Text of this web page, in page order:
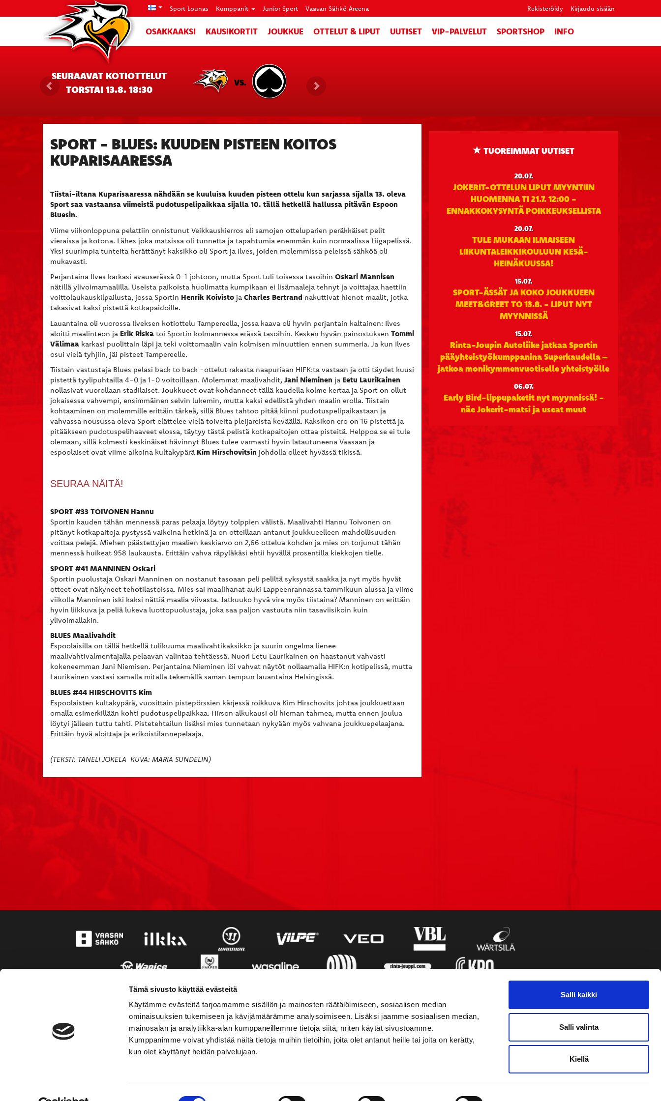
Tämä sivusto käyttää evästeitä
Käytämme evästeitä tarjoamamme sisällön ja mainosten räätälöimiseen, sosiaalisen median
ominaisuuksien tukemiseen ja kävijämäärämme analysoimiseen. Lisäksi jaamme sosiaalisen median,
mainosalan ja analytiikka-alan kumppaneillemme tietoja siitä, miten käytät sivustoamme.
Kumppanimme voivat yhdistää näitä tietoja muihin tietoihin, joita olet antanut heille tai joita on kerätty,
kun olet käyttänyt heidän palvelujaan.
Salli kaikki
Salli valinta
Kiellä
Sport Lounas Kumppanit Junior Sport Vaasan Sähkö Areena Rekisteröidy Kirjaudu sisään
OSAKKAAKSI KAUSIKORTIT JOUKKUE OTTELUT & LIPUT UUTISET VIP-PALVELUT SPORTSHOP INFO
SEURAAVAT KOTIOTTELUT
TORSTAI 13.8. 18:30
VS.
SPORT - BLUES: KUUDEN PISTEEN KOITOS
KUPARISAARESSA
Tiistai-iltana Kuparisaaressa nähdään se kuuluisa kuuden pisteen ottelu kun sarjassa sijalla 13. oleva
Sport saa vastaansa viimeistä pudotuspelipaikkaa sijalla 10. tällä hetkellä hallussa pitävän Espoon
Bluesin.
Viime viikonloppuna pelattiin onnistunut Veikkauskierros eli samojen otteluparien peräkkäiset pelit
vieraissa ja kotona. Lähes joka matsissa oli tunnetta ja tapahtumia enemmän kuin normaalissa Liigapelissä.
Yksi suurimpia tunteita herättänyt kaksikko oli Sport ja Ilves, joiden molemmissa peleissä sähköä oli
mukavasti.
Perjantaina Ilves karkasi avauserässä 0-1 johtoon, mutta Sport tuli toisessa tasoihin Oskari Mannisen
nätillä ylivoimamaalilla. Useista paikoista huolimatta kumpikaan ei lisämaaleja tehnyt ja voittajaa haettiin
voittolaukauskilpailusta, jossa Sportin Henrik Koivisto ja Charles Bertrand nakuttivat hienot maalit, jotka
takasivat kaksi pistettä kotkapaidoille.
Lauantaina oli vuorossa Ilveksen kotiottelu Tampereella, jossa kaava oli hyvin perjantain kaltainen: Ilves
aloitti maalinteon ja Erik Riska toi Sportin kolmannessa erässä tasoihin. Kesken hyvän painostuksen Tommi
Välimaa karkasi puolittain läpi ja teki voittomaalin vain kolmisen minuuttien ennen summeria. Ja kun Ilves
osui vielä tyhjiin, jäi pisteet Tampereelle.
Tiistain vastustaja Blues pelasi back to back -ottelut rakasta naapuriaan HIFK:ta vastaan ja otti täydet kuusi
pistettä tyylipuhtailla 4-0 ja 1-0 voitoillaan. Molemmat maalivahdit, Jani Nieminen ja Eetu Laurikainen
nollasivat vuorollaan stadilaiset. Joukkueet ovat kohdanneet tällä kaudella kolme kertaa ja Sport on ollut
jokaisessa vahvempi, ensimmäinen selvin lukemin, mutta kaksi edellistä yhden maalin erolla. Tiistain
kohtaaminen on molemmille erittäin tärkeä, sillä Blues tahtoo pitää kiinni pudotuspelipaikastaan ja
vahvassa nousussa oleva Sport elättelee vielä toiveita pleijareista keväällä. Kaksikon ero on 16 pistettä ja
pitääkseen pudotuspelihaaveet elossa, täytyy tästä pelistä kotkapaitojen ottaa pisteitä. Helppoa se ei tule
olemaan, sillä kolmesti keskinäiset hävinnyt Blues tulee varmasti hyvin latautuneena Vaasaan ja
espoolaiset ovat viime aikoina kultakypärä Kim Hirschovitsin johdolla olleet hyvässä tikissä.
SEURAA NÄITÄ!
SPORT #33 TOIVONEN Hannu
Sportin kauden tähän mennessä paras pelaaja löytyy tolppien välistä. Maalivahti Hannu Toivonen on
pitänyt kotkapaitoja pystyssä vaikeina hetkinä ja on otteillaan antanut joukkueelleen mahdollisuuden
voittaa pelejä. Miehen päästettyjen maalien keskiarvo on 2,66 ottelua kohden ja mies on torjunut tähän
mennessä huikeat 958 laukausta. Erittäin vahva räpyläkäsi ehtii hyvällä prosentilla kiekkojen tielle.
SPORT #41 MANNINEN Oskari
Sportin puolustaja Oskari Manninen on nostanut tasoaan peli peliltä syksystä saakka ja nyt myös hyvät
otteet ovat näkyneet tehotilastoissa. Mies sai maalihanat auki Lappeenrannassa tammikuun alussa ja viime
viikolla Manninen iski kaksi nättiä maalia viivasta. Jatkuuko hyvä vire myös tiistaina? Manninen on erittäin
hyvin liikkuva ja peliä lukeva luottopuolustaja, joka saa paljon vastuuta niin tasaviisikoin kuin
ylivoimallakin.
BLUES Maalivahdit
Espoolaisilla on tällä hetkellä tulikuuma maalivahtikaksikko ja suurin ongelma lienee
maalivahtivalmentajalla pelaavan valintaa tehtäessä. Nuori Eetu Laurikainen on haastanut vahvasti
kokeneemman Jani Niemisen. Perjantaina Nieminen löi vahvat näytöt nollaamalla HIFK:n kotipelissä, mutta
Laurikainen vastasi samalla mitalla tekemällä saman tempun lauantaina Helsingissä.
BLUES #44 HIRSCHOVITS Kim
Espoolaisten kultakypärä, vuosittain pistepörssien kärjessä roikkuva Kim Hirschovits johtaa joukkuettaan
omalla esimerkillään kohti pudotuspelipaikkaa. Hirson alkukausi oli hieman tahmea, mutta ennen joulua
löytyi jälleen tuttu tahti. Pistetehtailun lisäksi mies tunnetaan nykyään myös vahvana joukkuepelaajana.
Erittäin hyvä aloittaja ja erikoistilannepelaaja.
(TEKSTI: TANELI JOKELA KUVA: MARIA SUNDELIN)
TUOREIMMAT UUTISET
20.07.
JOKERIT-OTTELUN LIPUT MYYNTIIN
HUOMENNA TI 21.7. 12:00 -
ENNAKKOKYSYNTÄ POIKKEUKSELLISTA
20.07.
TULE MUKAAN ILMAISEEN
LIIKUNTALEIKKIKOULUUN KESÄ-
HEINÄKUUSSA!
15.07.
SPORT-ÄSSÄT JA KOKO JOUKKUEEN
MEET&GREET TO 13.8. - LIPUT NYT
MYYNNISSÄ
15.07.
Rinta-Joupin Autoliike jatkaa Sportin
pääyhteistyökumppanina Superkaudella –
jatkoa monikymmenvuotiselle yhteistyölle
06.07.
Early Bird-lippupaketit nyt myynnissä! -
näe Jokerit-matsi ja useat muut
YHTEYSTIEDOT SOSIAALINEN MEDIA VAASAN SPORT UUTISKIRJE